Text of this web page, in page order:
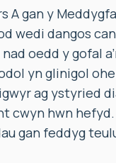
A gan y
wedi dangos
oedd y gofal
yn glinigol
ag ystyried
cwyn hwn hefyd.
gan feddyg